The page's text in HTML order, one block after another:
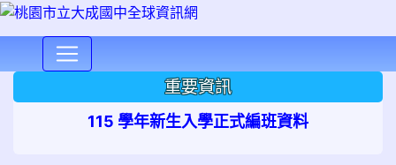
重要資訊
115 學年新生入學正式編班資料